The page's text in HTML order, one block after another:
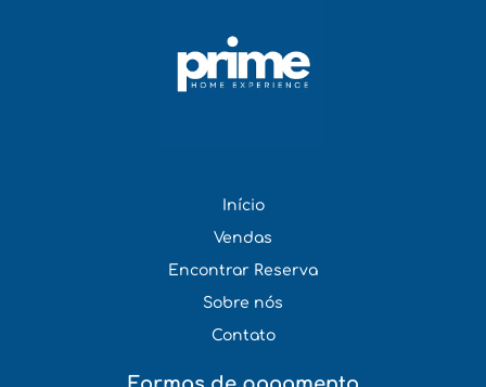
Início
Vendas
Encontrar Reserva
Sobre nós
Contato